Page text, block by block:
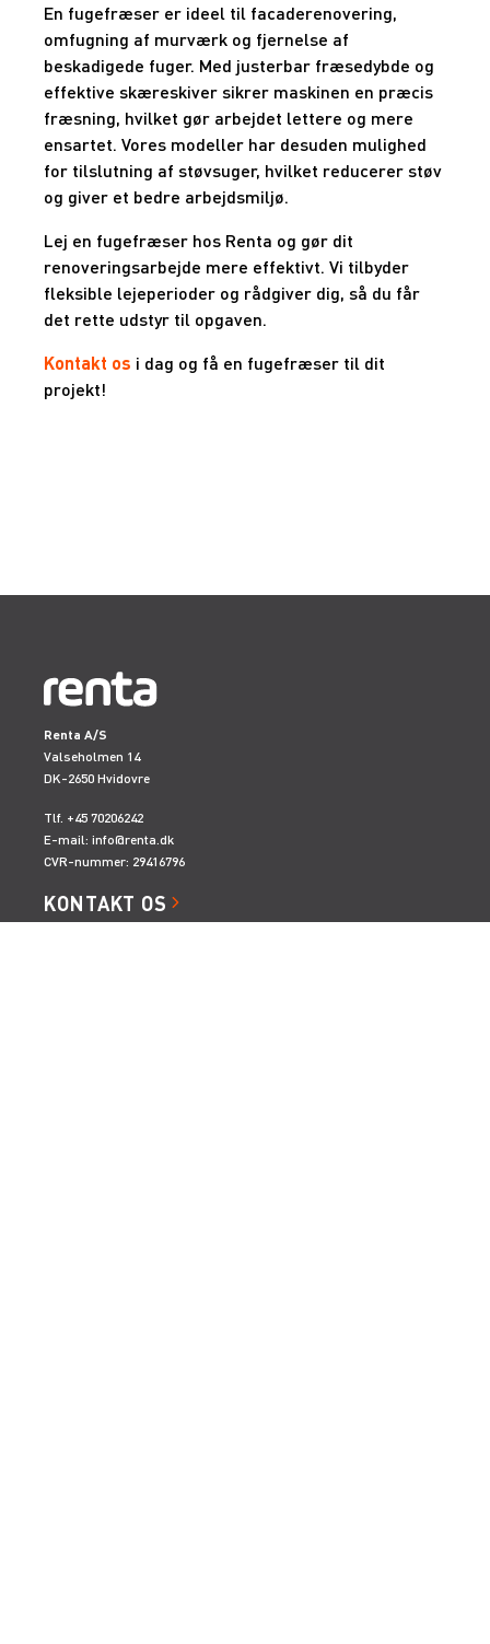
En fugefræser er ideel til facaderenovering,
omfugning af murværk og fjernelse af
beskadigede fuger. Med justerbar fræsedybde og
effektive skæreskiver sikrer maskinen en præcis
fræsning, hvilket gør arbejdet lettere og mere
ensartet. Vores modeller har desuden mulighed
for tilslutning af støvsuger, hvilket reducerer støv
og giver et bedre arbejdsmiljø.
Lej en fugefræser hos Renta og gør dit
renoveringsarbejde mere effektivt. Vi tilbyder
fleksible lejeperioder og rådgiver dig, så du får
det rette udstyr til opgaven.
Kontakt os i dag og få en fugefræser til dit
projekt!
Renta A/S
Valseholmen 14
DK-2650 Hvidovre
Tlf. +45 70206242
E-mail: info@renta.dk
CVR-nummer: 29416796
KONTAKT OS